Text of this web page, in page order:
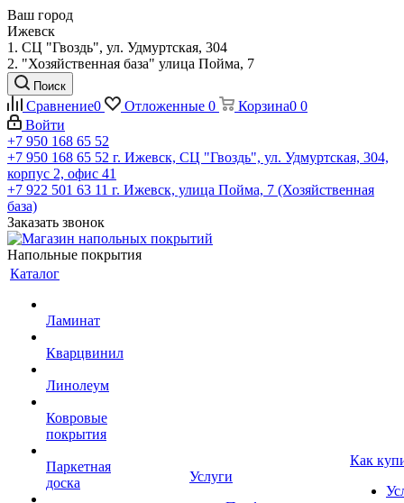
Ваш город
Ижевск
1. СЦ "Гвоздь", ул. Удмуртская, 304
2. "Хозяйственная база" улица Пойма, 7
Поиск
Сравнение0 Отложенные 0 Корзина0 0
Войти
+7 950 168 65 52
+7 950 168 65 52 г. Ижевск, СЦ "Гвоздь", ул. Удмуртская, 304,
корпус 2, офис 41
+7 922 501 63 11 г. Ижевск, улица Пойма, 7 (Хозяйственная
база)
Заказать звонок
Напольные покрытия
Каталог
Ламинат
Кварцвинил
Линолеум
Ковровые
покрытия
Паркетная
доска
Услуги
Как